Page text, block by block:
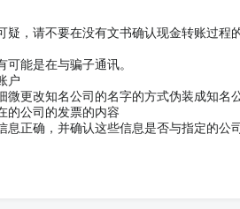
疑，请不要在没有文书确认现金转账过程
能是在与骗子通讯。
户
微更改知名公司的名字的方式伪装成知名
的公司的发票的内容
正确，并确认这些信息是否与指定的公司